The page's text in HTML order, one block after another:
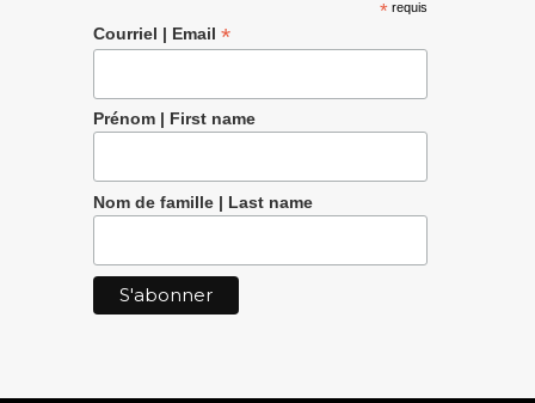
* requis
Courriel | Email *
Prénom | First name
Nom de famille | Last name